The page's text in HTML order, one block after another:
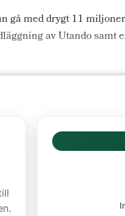
gå med drygt 11
av Utando